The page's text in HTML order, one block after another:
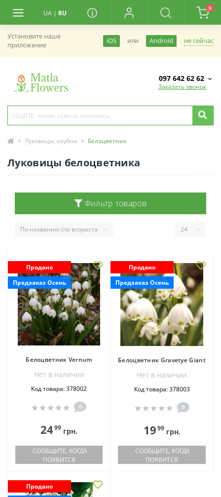
UA | RU
0
Установите наше
приложение
iOS или Android не сейчас
097 642 62 62
Заказать звонок
Луковицы, клубни Белоцветник
Луковицы белоцветника
Фильтр товаров
Продано
Предзаказ Осень
Белоцветник Vernum
Нет в наличии
Код товара: 378002
0
2499 грн.
СООБЩИТЕ, КОГДА
ПОЯВИТСЯ
Продано
Предзаказ Осень
Белоцветник Gravetye Giant
Нет в наличии
Код товара: 378003
0
1999грн.
СООБЩИТЕ, КОГДА
ПОЯВИТСЯ
Продано